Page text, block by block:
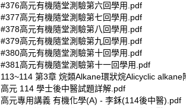
#376高元有機隨堂測驗第六回學用.pdf
#377高元有機隨堂測驗第七回學用.pdf
#378高元有機隨堂測驗第八回學用.pdf
#379高元有機隨堂測驗第九回學用.pdf
#380高元有機隨堂測驗第十回學用.pdf
#381高元有機隨堂測驗第十一回學用.pdf
113~114 第3章 烷類Alkane環狀烷Alicyclic
高元 114 學士後中醫試題詳解.pdf
高元專用講義 有機化學(A) - 李鉌(114後中醫).pdf